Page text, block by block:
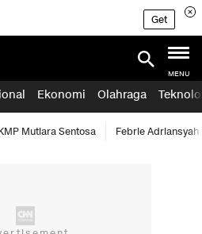
Get
MENU
Ekonomi Olahraga
Mutiara Sentosa Febrie Adriansyah